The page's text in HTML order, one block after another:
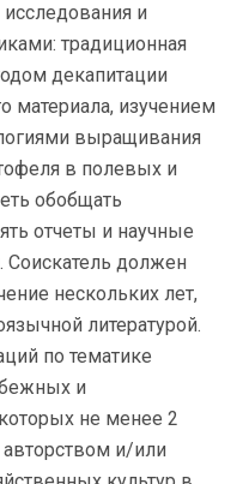
и
традиционная
декапитации
материала, изучением
выращивания
в полевых и
обобщать
отчеты и научные
Соискатель должен
нескольких лет,
литературой.
по тематике
и
не менее 2
авторством и/или